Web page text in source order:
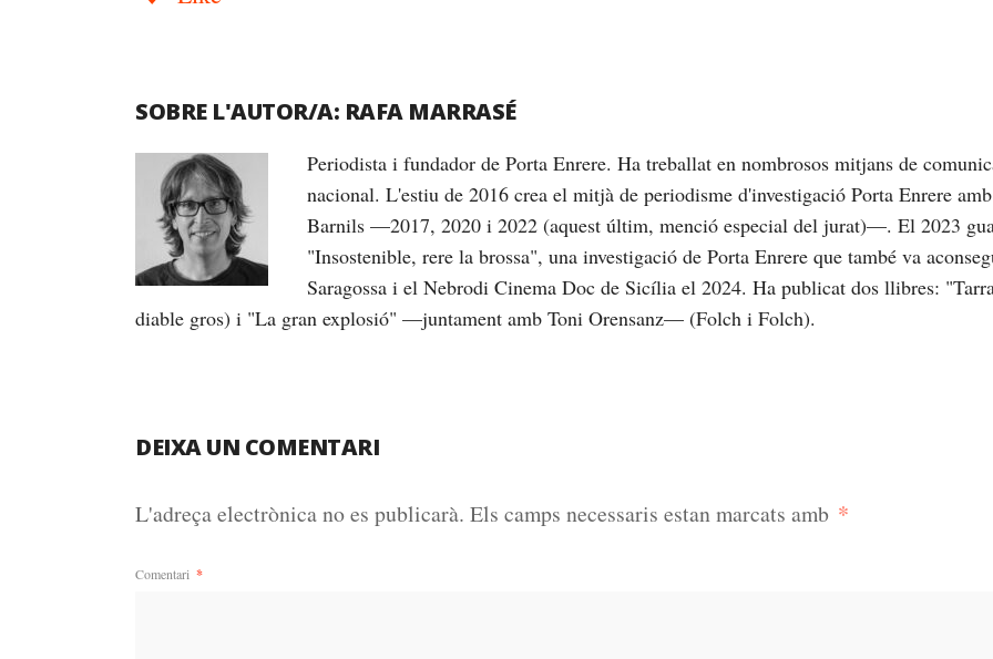
SOBRE L'AUTOR/A: RAFA MARRASÉ
Periodista i fundador de Porta Enrere. Ha treballat en nombrosos mitjans de
nacional. L'estiu de 2016 crea el mitjà de periodisme d'investigació Porta Enrere
Barnils —2017, 2020 i 2022 (aquest últim, menció especial del jurat)—. El 2023
"Insostenible, rere la brossa", una investigació de Porta Enrere que també va
Saragossa i el Nebrodi Cinema Doc de Sicília el 2024. Ha publicat dos llibres:
diable gros) i "La gran explosió" —juntament amb Toni Orensanz— (Folch i Folch).
DEIXA UN COMENTARI
L'adreça electrònica no es publicarà. Els camps necessaris estan marcats amb *
Comentari *